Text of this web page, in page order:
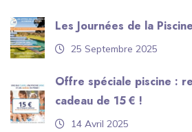
Les Journées de la
25 Septembre 2025
Offre spéciale piscine :
cadeau de 15 € !
14 Avril 2025